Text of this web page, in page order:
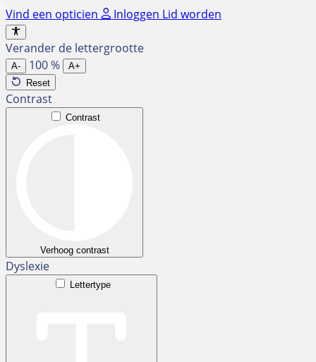
Ga
naar
de
inhoud
Vind een opticien Inloggen Lid worden
Verander de lettergrootte
A- 100%
A+
Reset
Contrast
Contrast
Verhoog contrast
Dyslexie
Lettertype